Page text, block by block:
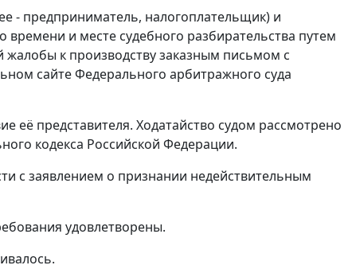
- предприниматель, налогоплательщик) и
и месте судебного разбирательства путем
жалобы к производству заказным письмом с
сайтеФедерального арбитражного суда
её представителя. Ходатайство судом рассмотрено
кодекса Российской Федерации.
с заявлением о признании недействительным
удовлетворены.